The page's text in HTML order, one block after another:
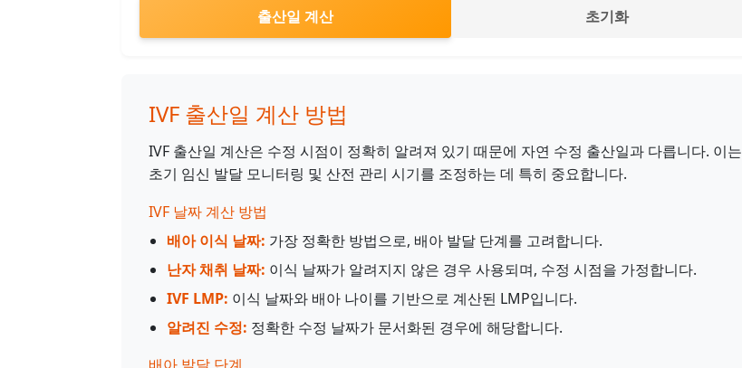
출산일 계산 초기화
IVF 출산일 계산 방법
IVF 출산일 계산은 수정 시점이 정확히 알려져 있기 때문에 자연 수정 출산일과 다릅니다. 이는
초기 임신 발달 모니터링 및 산전 관리 시기를 조정하는 데 특히 중요합니다.
IVF 날짜 계산 방법
배아 이식 날짜: 가장 정확한 방법으로, 배아 발달 단계를 고려합니다.
난자 채취 날짜: 이식 날짜가 알려지지 않은 경우 사용되며, 수정 시점을 가정합니다.
IVF LMP: 이식 날짜와 배아 나이를 기반으로 계산된 LMP입니다.
알려진 수정: 정확한 수정 날짜가 문서화된 경우에 해당합니다.